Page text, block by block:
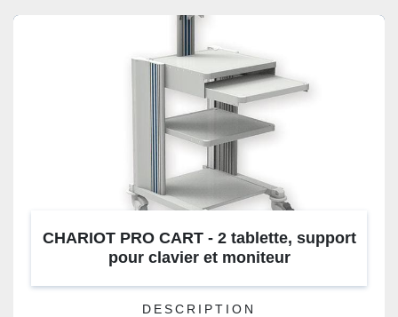
CHARIOT PRO CART - 2 tablette, support
pour clavier et moniteur
DESCRIPTION